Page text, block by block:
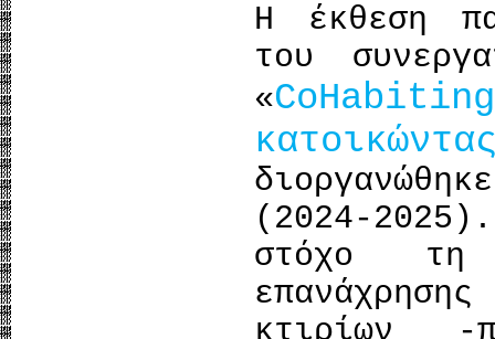
Η έκθεση
του
«
(2024-
στόχο τη
κτιρίων